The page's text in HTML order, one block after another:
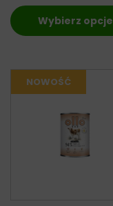
Wybierz opcje